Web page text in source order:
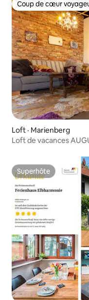
Coup de cœur
Coup de cœur
Loft · Marienberg
Loft de vacances
Superhôte
Superhôte